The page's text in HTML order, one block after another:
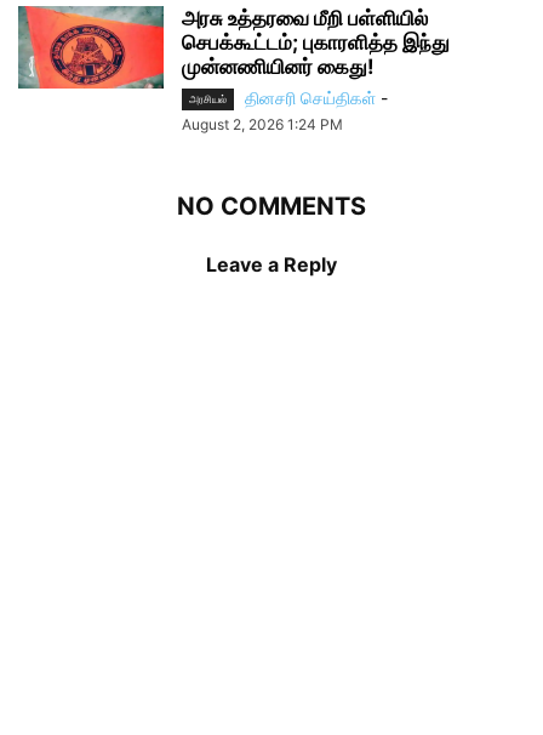
அரசு உத்தரவை மீறி பள்ளியில்
செபக்கூட்டம்; புகாரளித்த இந்து
முன்னணியினர் கைது!
அரசியல் தினசரி செய்திகள் -
August 2, 2026 1:24 PM
NO COMMENTS
Leave a Reply